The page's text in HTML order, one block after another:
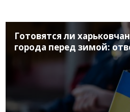
Готовятся ли
города перед зимой: